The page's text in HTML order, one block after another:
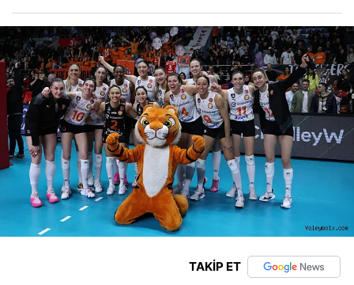
TAKİP ET